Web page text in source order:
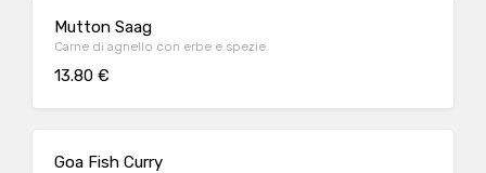
Mutton Saag
Carne di agnello con erbe e spezie
13.80 €
Goa Fish Curry